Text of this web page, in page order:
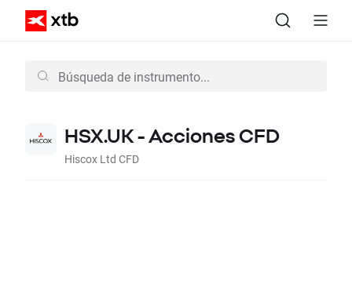
HSX.UK - Acciones CFD
Hiscox Ltd CFD